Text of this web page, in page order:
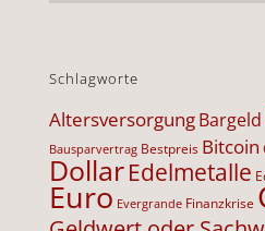
Schlagworte
AltersversorgungBargeld
Bausparvertrag Bestpreis Bitcoin
DollarEdelmetalle
Euro Evergrande Finanzkrise